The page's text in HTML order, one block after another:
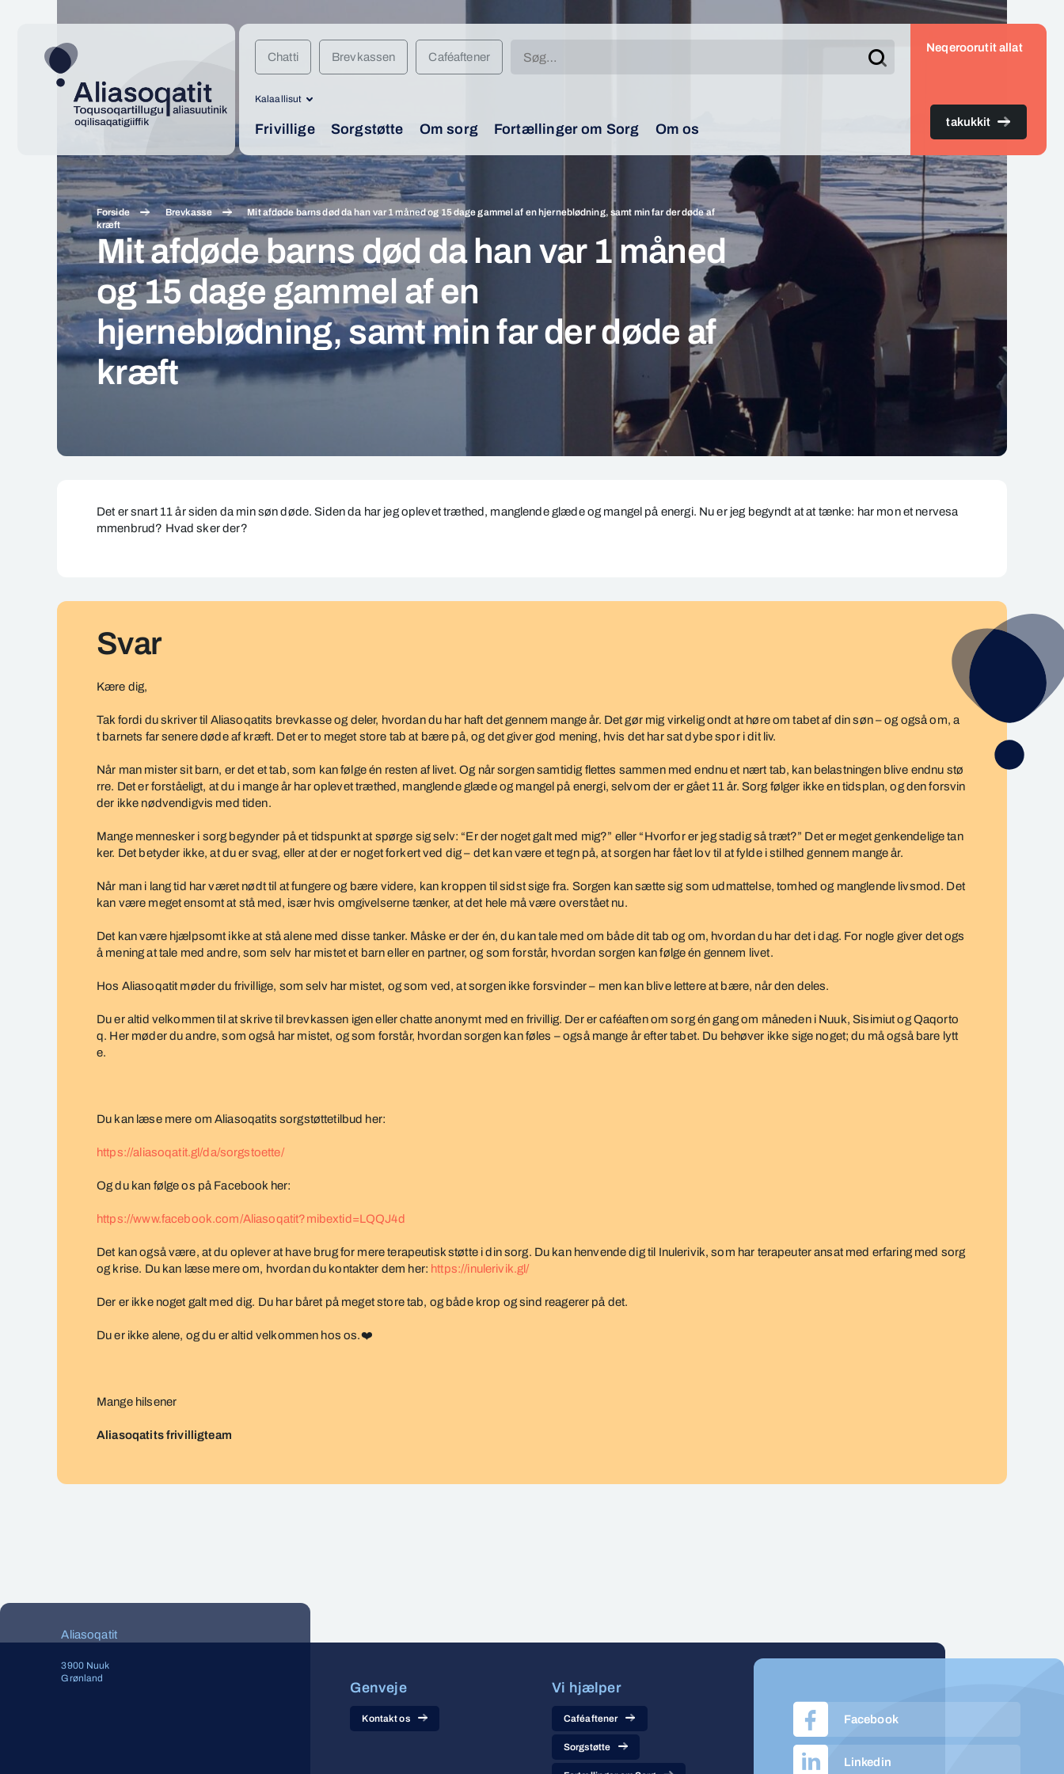
Chatti Brevkassen Caféaftener Søg
Kalaallisut
Frivillige Sorgstøtte Om sorg Fortællinger om Sorg Om os
Neqeroorutit allat
takukkit
Forside Brevkasse
Mit afdøde barns død da han var 1 måned og 15 dage gammel af en hjerneblødning, samt min far der døde af
kræft
Mit afdøde barns død da han var 1 måned
og 15 dage gammel af en
hjerneblødning, samt min far der døde af
kræft
var
gammel
hjerneblødning,
Det ersnart 11 år siden da min søn døde. Siden da har jeg oplevet træthed, manglende glæde og mangel på energi. Nuer jeg begyndt atat tænke: har mon et nervesa
mmenbrud? Hvad skerder?
Svar
Kære dig,
Tak fordi du skriver til Aliasoqatits brevkasse og deler, hvordan du har haft det gennem mange år. Det gør mig virkelig ondt at høre om tabet af din søn – og også om, a
t barnets far senere døde af kræft. Det er to meget store tab at bære på, og det giver god mening, hvis det har sat dybe spor i dit liv.
Når man mister sit barn, er det et tab, som kan følge én resten af livet. Og når sorgen samtidig flettes sammen med endnu et nært tab, kan belastningen blive endnu stø
rre. Det er forståeligt, at du i mange år har oplevet træthed, manglende glæde og mangel på energi, selvom der er gået 11 år. Sorg følger ikke en tidsplan, og den forsvin
der ikke nødvendigvis med tiden.
Mange mennesker i sorg begynder på et tidspunkt at spørge sig selv: “Er der noget galt med mig?” eller “Hvorfor er jeg stadig så træt?” Det er meget genkendelige tan
ker. Det betyder ikke, at du er svag, eller at der er noget forkert ved dig – det kan være et tegn på, at sorgen har fået lov til at fylde i stilhed gennem mange år.
Når man i lang tid har været nødt til at fungere og bære videre, kan kroppen til sidst sige fra. Sorgen kan sætte sig som udmattelse, tomhed og manglende livsmod. Det
kan være meget ensomt at stå med, især hvis omgivelserne tænker, at det hele må være overstået nu.
Det kan være hjælpsomt ikke at stå alene med disse tanker. Måske er der én, du kan tale med om både dit tab og om, hvordan du har det i dag. For nogle giver det ogs
å mening at tale med andre, som selv har mistet et barn eller en partner, og som forstår, hvordan sorgen kan følge én gennem livet.
Hos Aliasoqatit møder du frivillige, som selv har mistet, og som ved, at sorgen ikke forsvinder – men kan blive lettere at bære, når den deles.
Du er altid velkommen til at skrive til brevkassen igen eller chatte anonymt med en frivillig. Der er caféaften om sorg én gang om måneden i Nuuk, Sisimiut og Qaqorto
q. Her møder du andre, som også har mistet, og som forstår, hvordan sorgen kan føles – også mange år efter tabet. Du behøver ikke sige noget; du må også bare lytt
e.
Du kan læse mere om Aliasoqatits sorgstøttetilbud her:
https://aliasoqatit.gl/da/sorgstoette/
Og du kan følge os på Facebook her:
https://www.facebook.com/Aliasoqatit?mibextid=LQQJ4d
Det kan også være, at du oplever at have brug for mere terapeutisk støtte i din sorg. Du kan henvende dig til Inulerivik, som har terapeuter ansat med erfaring med sorg
og krise. Du kan læse mere om, hvordan du kontakter dem her: https://inulerivik.gl/
Der er ikke noget galt med dig. Du har båret på meget store tab, og både krop og sind reagerer på det.
Du er ikke alene, og du er altid velkommen hos os.❤
Mange hilsener
Aliasoqatits frivilligteam
Aliasoqatit
3900 Nuuk
Grønland
Genveje
Kontakt os
Vi hjælper
Caféaftener
Sorgstøtte
Facebook
Linkedin